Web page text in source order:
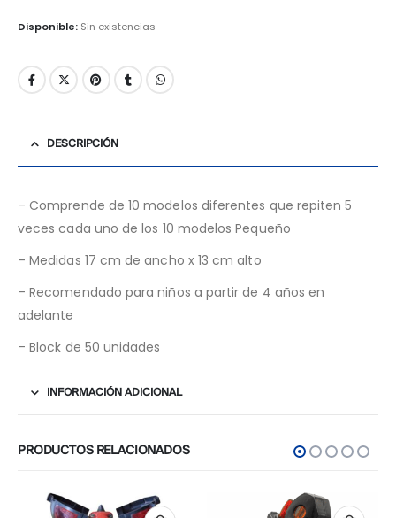
Disponible: Sin existencias
DESCRIPCIÓN
– Comprende de 10 modelos diferentes que repiten 5
veces cada uno de los 10 modelos Pequeño
– Medidas 17 cm de ancho x 13 cm alto
– Recomendado para niños a partir de 4 años en
adelante
– Block de 50 unidades
INFORMACIÓN ADICIONAL
PRODUCTOS RELACIONADOS